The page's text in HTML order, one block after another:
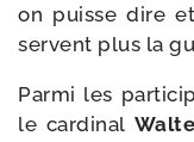
on puisse dire
servent plus la
Parmi les
le car­di­nal